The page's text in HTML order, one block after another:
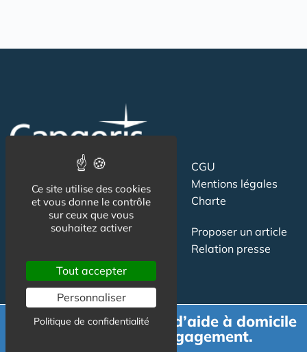
CGU
Mentions légales
Charte
Contact
Publicité
Proposer un article
Relation presse
Demande de devis d’aide à domicile
gratuit et sans engagement.
Ce site utilise des cookies
et vous donne le contrôle
sur ceux que vous
souhaitez activer
Tout accepter
Personnaliser
Politique de confidentialité